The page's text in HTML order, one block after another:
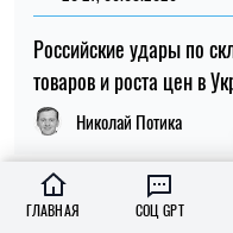
15:59, 06.08.2026
Новый контракт в
правила расчета
Ирина Де Люсто
ГЛАВНАЯ СОЦ GPT